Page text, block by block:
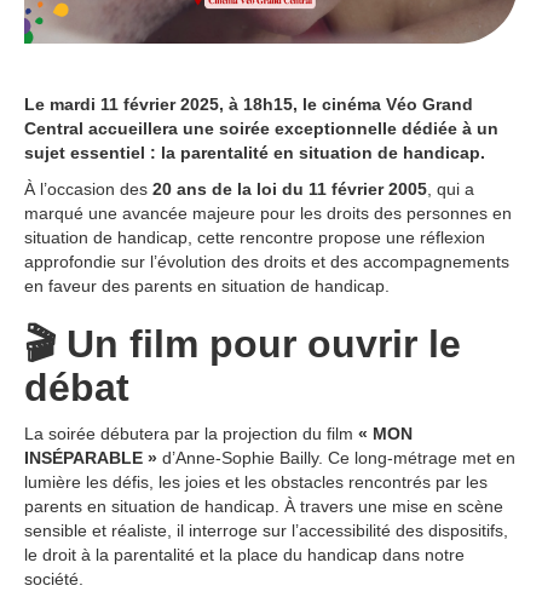
Le mardi 11 février 2025, à 18h15, le cinéma Véo Grand
Central accueillera une soirée exceptionnelle dédiée à un
sujet essentiel : la parentalité en situation de handicap.
À l’occasion des 20 ans de la loi du 11 février 2005 , qui a
marqué une avancée majeure pour les droits des personnes en
situation de handicap, cette rencontre propose une réflexion
approfondie sur l’évolution des droits et des accompagnements
en faveur des parents en situation de handicap.
🎬 Un film pour ouvrir le
débat
La soirée débutera par la projection du film « MON
INSÉPARABLE » d’Anne-Sophie Bailly. Ce long-métrage met en
lumière les défis, les joies et les obstacles rencontrés par les
parents en situation de handicap. À travers une mise en scène
sensible et réaliste, il interroge sur l’accessibilité des dispositifs,
le droit à la parentalité et la place du handicap dans notre
société.